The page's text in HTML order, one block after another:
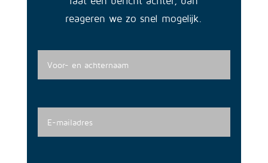
reageren we zo snel mogelijk.